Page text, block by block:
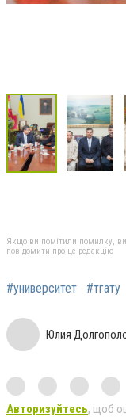
Якщо ви помітили помилку,
повідомити про це редакцію
#университет #тгату
Юлия
Авторизуйтесь, щоб